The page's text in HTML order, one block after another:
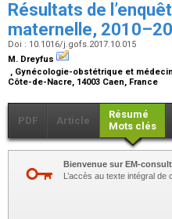
Résultats de
maternelle,
Doi : 10.1016/j.gofs.2017.10.015
M. Dreyfus
, Gynécologie-obstétrique et
Côte-de-Nacre, 14003 Caen, France
PDF Article
Résumé
Mots clés
Bienvenue sur EM-
L’accès au texte intégral de